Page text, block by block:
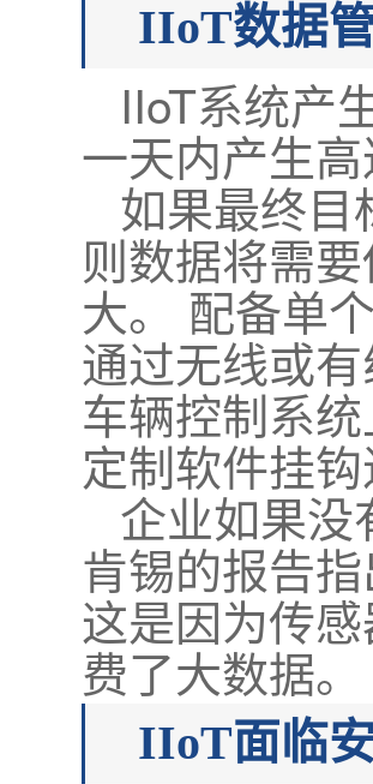
IIoT数据
IIoT系统产
一天内产生
如果最终目
则数据将需
大。 配备单
通过无线或
车辆控制系
定制软件挂
企业如果没
肯锡的报告
这是因为传
费了大数据。
IIoT面临